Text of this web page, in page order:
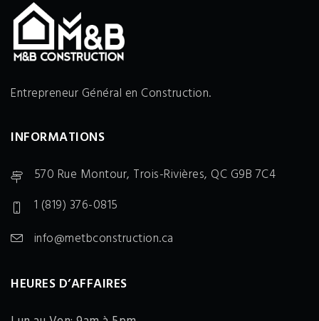
Entrepreneur Général en Construction.
INFORMATIONS
570 Rue Montour, Trois-Rivières, QC G9B 7C4
1 (819) 376-0815
info@metbconstruction.ca
HEURES D’AFFAIRES